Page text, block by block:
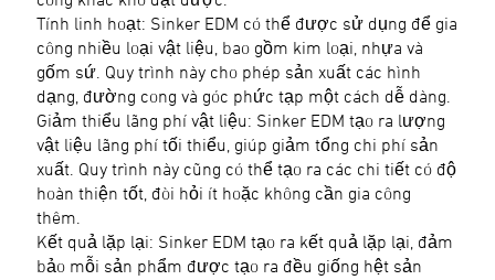
Tính linh hoạt: Sinker EDM có thể được sử dụng để gia
công nhiều loại vật liệu, bao gồm kim loại, nhựa và
gốm sứ. Quy trình này cho phép sản xuất các hình
dạng, đường cong và góc phức tạp một cách dễ dàng.
Giảm thiểu lãng phí vật liệu: Sinker EDM tạo ra lượng
vật liệu lãng phí tối thiểu, giúp giảm tổng chi phí sản
xuất. Quy trình này cũng có thể tạo ra các chi tiết có độ
hoàn thiện tốt, đòi hỏi ít hoặc không cần gia công
thêm.
Kết quả lặp lại: Sinker EDM tạo ra kết quả lặp lại, đảm
bảo mỗi sản phẩm được tạo ra đều giống hệt sản